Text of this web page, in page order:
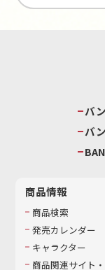
バ
バ
商品情報
商品検索
発売カレンダー
キャラクター
商品関連サイト